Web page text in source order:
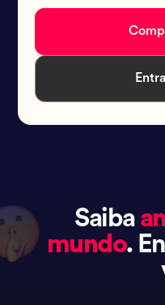
Saiba
mundo.